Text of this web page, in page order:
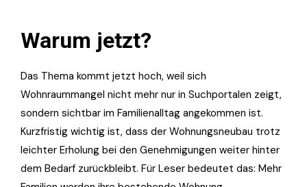
Warum jetzt?
Das Thema kommt jetzt hoch, weil sich
Wohnraummangel nicht mehr nur in Suchportalen zeigt,
sondern sichtbar im Familienalltag angekommen ist.
Kurzfristig wichtig ist, dass der Wohnungsneubau trotz
leichter Erholung bei den Genehmigungen weiter hinter
dem Bedarf zurückbleibt. Für Leser bedeutet das: Mehr